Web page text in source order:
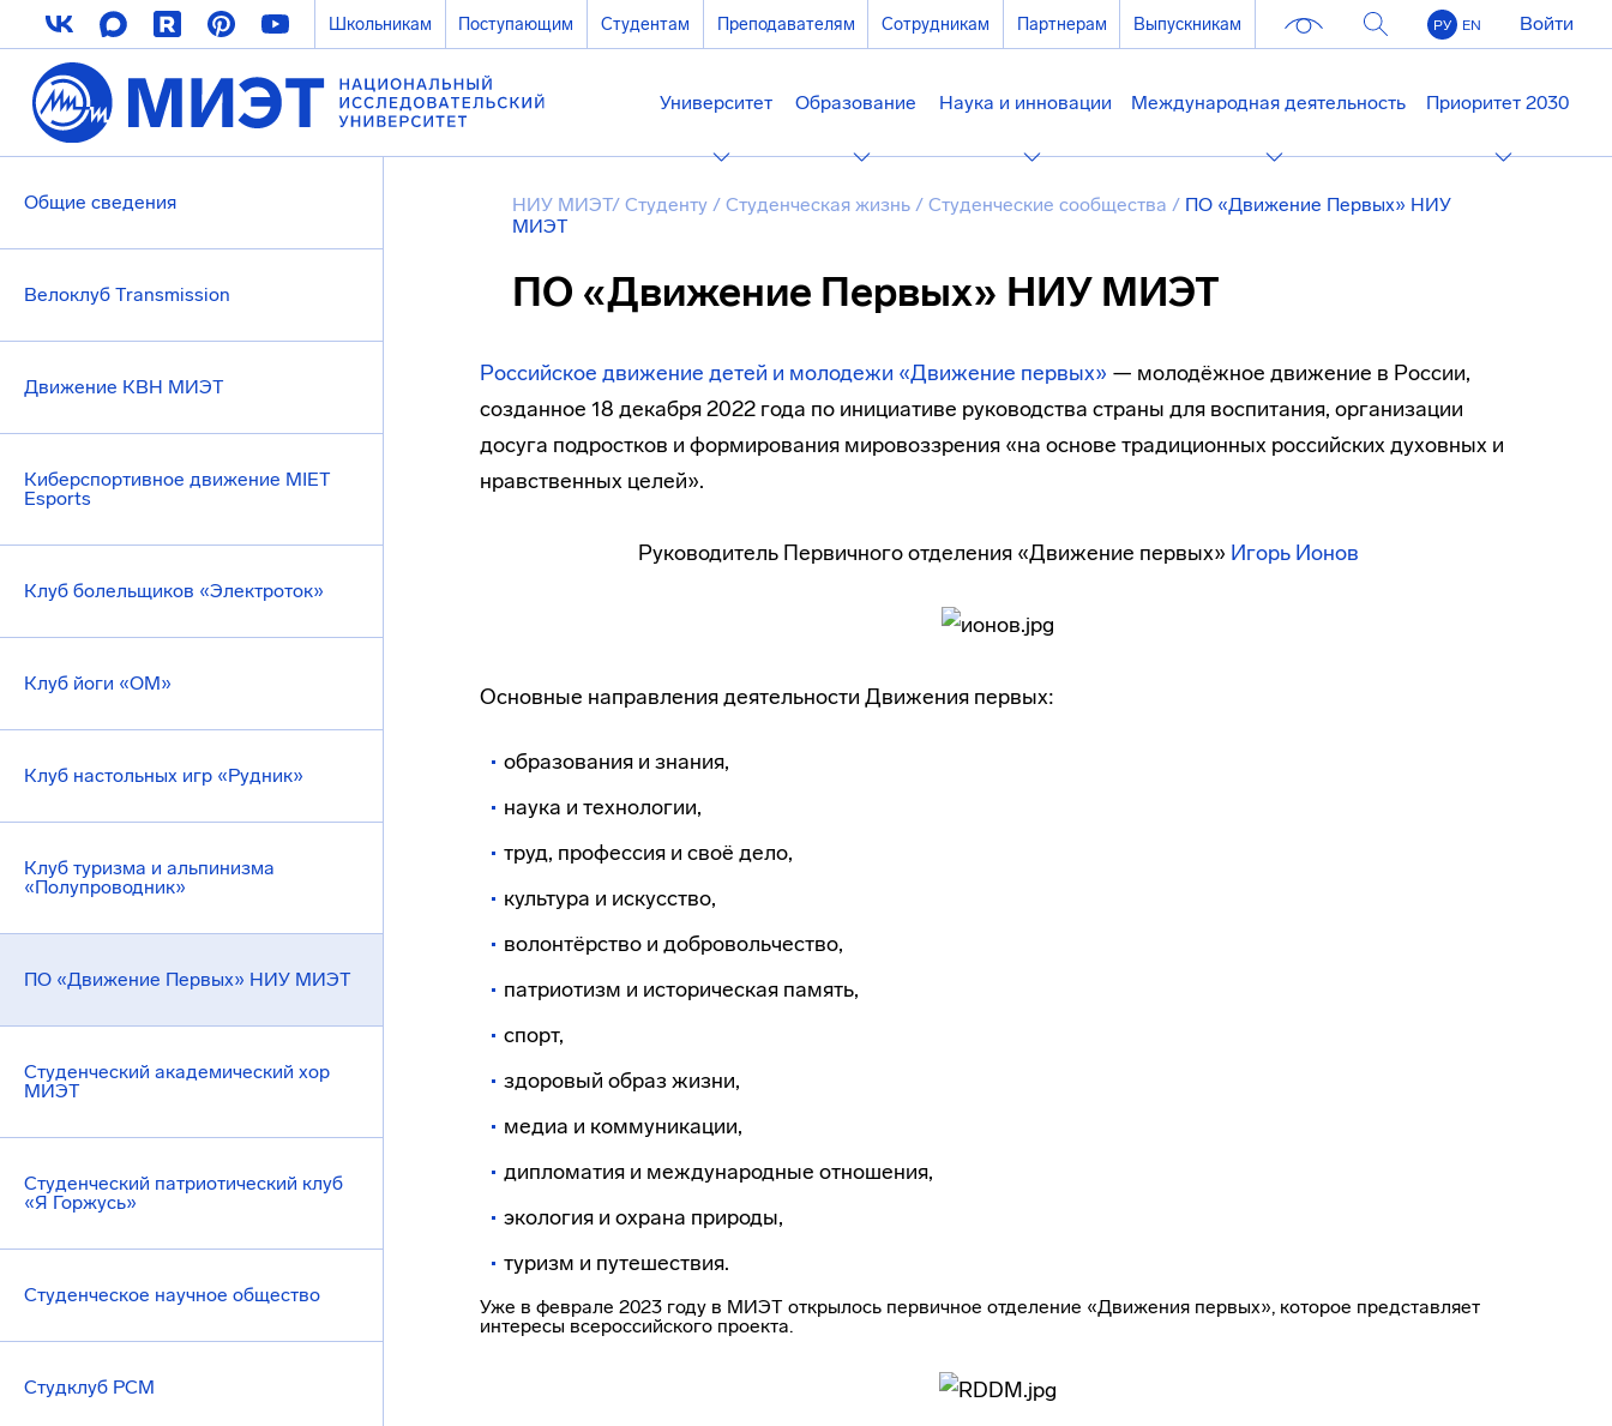
Школьникам Поступающим Студентам Преподавателям Сотрудникам Партнерам Выпускникам РУ EN Войти
Университет Образование Наука и инновации Международная деятельность Приоритет 2030
Общие сведения
Велоклуб Transmission
Движение КВН МИЭТ
Киберспортивное движение MIET
Esports
Клуб болельщиков «Электроток»
Клуб йоги «ОМ»
Клуб настольных игр «Рудник»
Клуб туризма и альпинизма
«Полупроводник»
ПО «Движение Первых» НИУ МИЭТ
Студенческий академический хор
МИЭТ
Студенческий патриотический клуб
«Я Горжусь»
Студенческое научное общество
Студклуб РСМ
НИУ МИЭТ/ Студенту / Студенческая жизнь / Студенческие сообщества / ПО «Движение Первых» НИУ
МИЭТ
ПО «Движение Первых» НИУ МИЭТ
Российское движение детей и молодежи «Движение первых» — молодёжное движение в России,
созданное 18 декабря 2022 года по инициативе руководства страны для воспитания, организации
досуга подростков и формирования мировоззрения «на основе традиционных российских духовных и
нравственных целей».
Руководитель Первичного отделения «Движение первых» Игорь Ионов
Основные направления деятельности Движения первых:
образования и знания,
наука и технологии,
труд, профессия и своё дело,
культура и искусство,
волонтёрство и добровольчество,
патриотизм и историческая память,
спорт,
здоровый образ жизни,
медиа и коммуникации,
дипломатия и международные отношения,
экология и охрана природы,
туризм и путешествия.
Уже в феврале 2023 году в МИЭТ открылось первичное отделение «Движения первых», которое представляет
интересы всероссийского проекта.